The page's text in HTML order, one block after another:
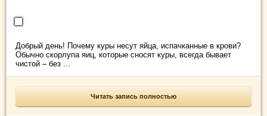
Добрый день! Почему куры несут яйца, испачканные в крови?
Обычно скорлупа яиц, которые сносят куры, всегда бывает
чистой – без ...
Читать запись полностью